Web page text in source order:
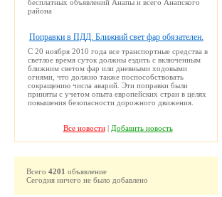
бесплатных объявлений Анапы и всего Анапского
района
Поправки в ПДД. Ближний свет фар обязателен.
С 20 ноября 2010 года все транспортные средства в
светлое время суток должны ездить с включенным
ближним светом фар или дневными ходовыми
огнями, что должно также поспособствовать
сокращению числа аварий. Эти поправки были
приняты с учетом опыта европейских стран в целях
повышения безопасности дорожного движения.
Все новости| Добавить новость
Всего 4201 объявление
Сегодня ничего не было добавлено